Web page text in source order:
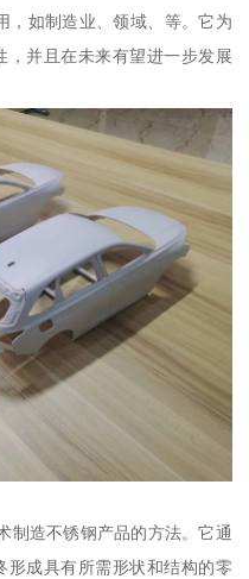
，如制造业、领域、等。它为
，并且在未来有望进一步发展
制造不锈钢产品的方法。它通
形成具有所需形状和结构的零